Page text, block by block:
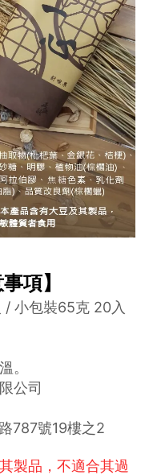
項】
/ 小包裝65克 20入
。
公司
號19樓之2
製品，不適合其過